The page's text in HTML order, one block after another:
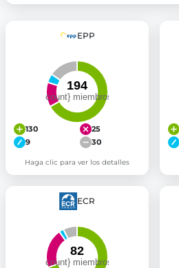
EPP
130
25
9
30
Haga clic para ver los detalles
ECR